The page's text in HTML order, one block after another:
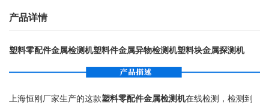
产品详情
塑料零配件金属检测机塑料件金属异物检测机塑料块金属探测机
上海恒刚厂家生产的这款塑料零配件金属检测机在线检测，检测到